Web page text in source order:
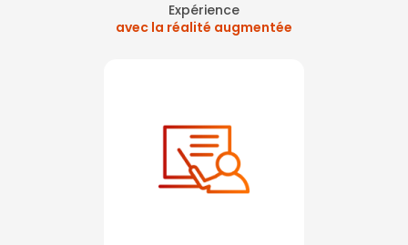
Expérience
avec la réalité augmentée